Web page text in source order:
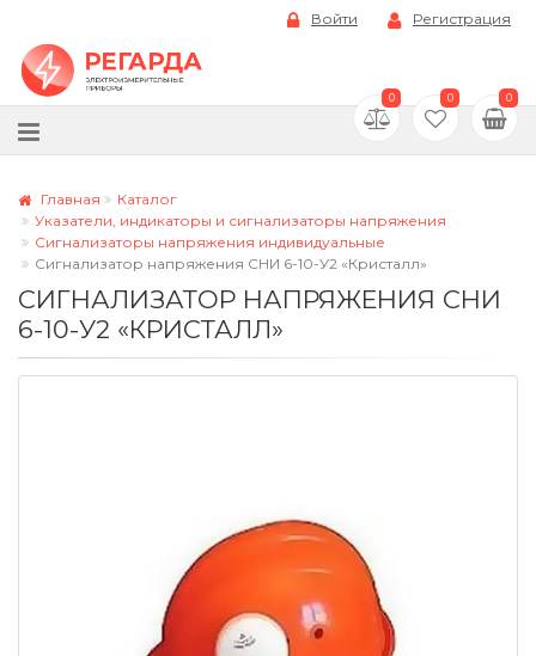
Войти Регистрация
0 0 0
Главная
Каталог
Указатели, индикаторы и сигнализаторы напряжения
Сигнализаторы напряжения индивидуальные
Сигнализатор напряжения СНИ 6-10-У2 «Кристалл»
СИГНАЛИЗАТОР НАПРЯЖЕНИЯ СНИ
6-10-У2 «КРИСТАЛЛ»